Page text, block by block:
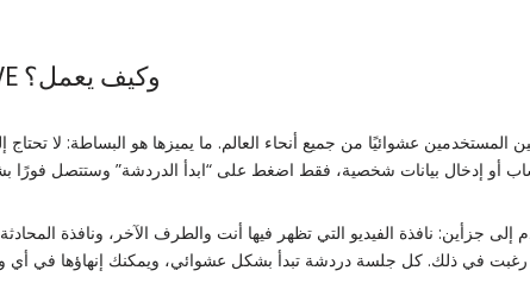
ما هو OMEGLE LIVE وكيف يعمل؟
جزأين: نافذة الفيديو التي تظهر فيها أنت والطرف الآخر، ونافذة المحادثة